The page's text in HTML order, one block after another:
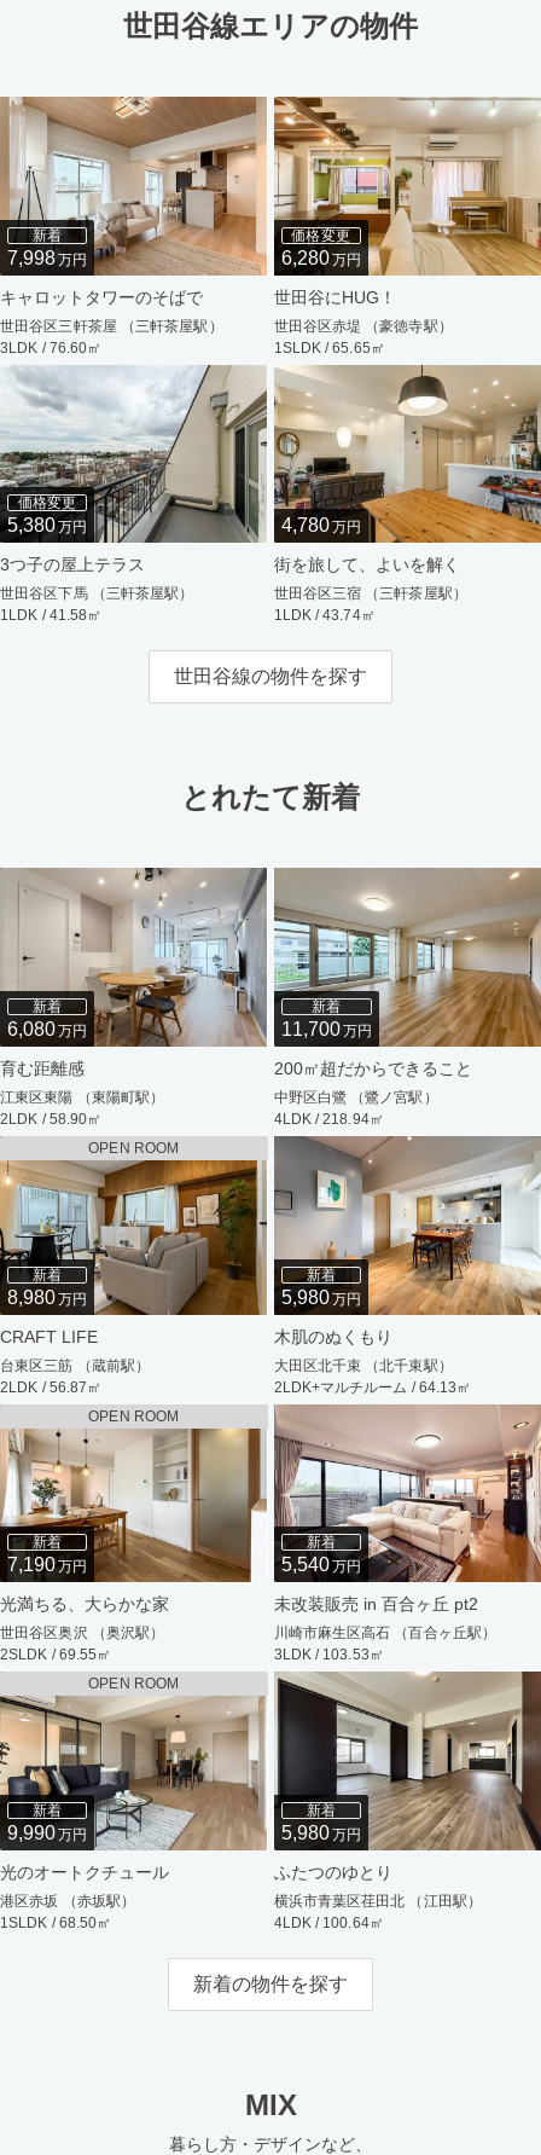
世田谷線エリアの物件
新着
7,998万円
キャロットタワーのそばで
世田谷区三軒茶屋 （三軒茶屋駅）
3LDK / 76.60㎡
価格変更
6,280万円
世田谷にHUG！
世田谷区赤堤 （豪徳寺駅）
1SLDK / 65.65㎡
価格変更
5,380万円
3つ子の屋上テラス
世田谷区下馬 （三軒茶屋駅）
1LDK / 41.58㎡
4,780万円
街を旅して、よいを解く
世田谷区三宿 （三軒茶屋駅）
1LDK / 43.74㎡
世田谷線の物件を探す
とれたて新着
新着
6,080万円
育む距離感
江東区東陽 （東陽町駅）
2LDK / 58.90㎡
新着
11,700万円
200㎡超だからできること
中野区白鷺 （鷺ノ宮駅）
4LDK / 218.94㎡
OPEN ROOM
新着
8,980万円
CRAFT LIFE
台東区三筋 （蔵前駅）
2LDK / 56.87㎡
新着
5,980万円
木肌のぬくもり
大田区北千束 （北千束駅）
2LDK+マルチルーム / 64.13㎡
OPEN ROOM
新着
7,190万円
光満ちる、大らかな家
世田谷区奥沢 （奥沢駅）
2SLDK / 69.55㎡
新着
5,540万円
未改装販売 in 百合ヶ丘 pt2
川崎市麻生区高石 （百合ヶ丘駅）
3LDK / 103.53㎡
OPEN ROOM
新着
9,990万円
光のオートクチュール
港区赤坂 （赤坂駅）
1SLDK / 68.50㎡
新着
5,980万円
ふたつのゆとり
横浜市青葉区荏田北 （江田駅）
4LDK / 100.64㎡
新着の物件を探す
MIX
暮らし方・デザインなど、